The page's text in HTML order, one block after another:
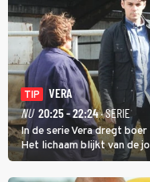
TIP
VERA
NU 20:25 - 22:24· SERIE
In de serie Vera dregt
Het lichaam blijkt van de
homoseksuele
en verliet het kamp met